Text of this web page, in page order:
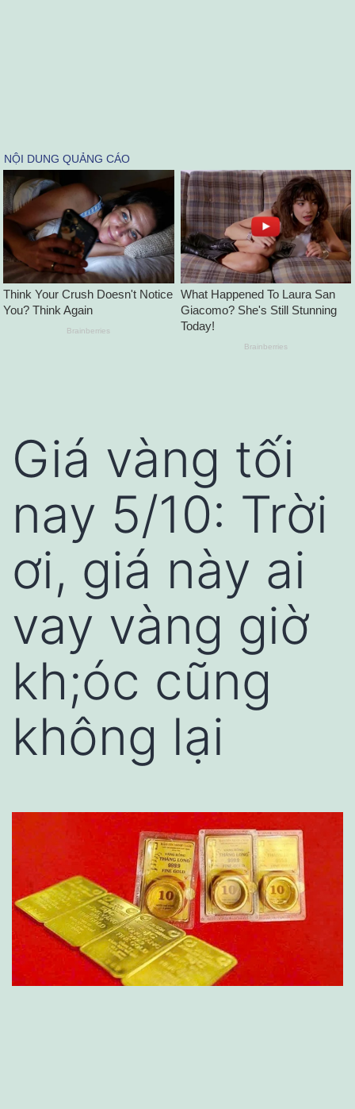
Giá vàng tối
nay 5/10: Trời
ơi, giá này ai
vay vàng giờ
kh;óc cũng
không lại